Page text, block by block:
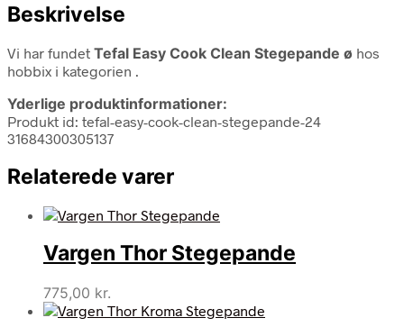
Beskrivelse
Vi har fundet Tefal Easy Cook Clean Stegepande ø hos
hobbix i kategorien .
Yderlige produktinformationer:
Produkt id: tefal-easy-cook-clean-stegepande-24
31684300305137
Relaterede varer
Vargen Thor Stegepande
775,00 kr.